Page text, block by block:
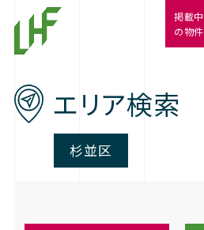
エリア検索
杉並区
掲載中
の物件